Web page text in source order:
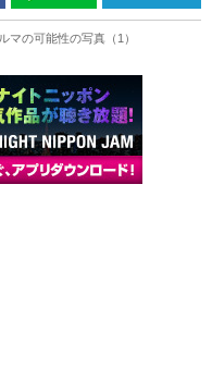
の可能性の写真（1）